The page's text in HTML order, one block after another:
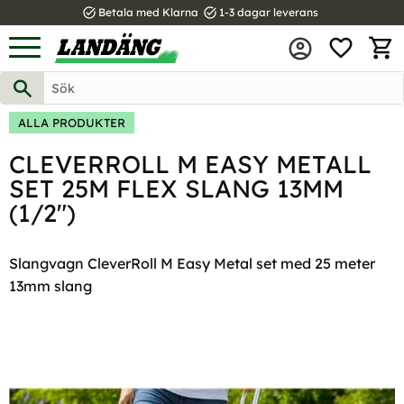
Meny
task_alt Betala med Klarna task_alt 1-3 dagar leverans
ALLA PRODUKTER
CLEVERROLL M EASY METALL
SET 25M FLEX SLANG 13MM
(1/2")
Slangvagn CleverRoll M Easy Metal set med 25 meter
13mm slang